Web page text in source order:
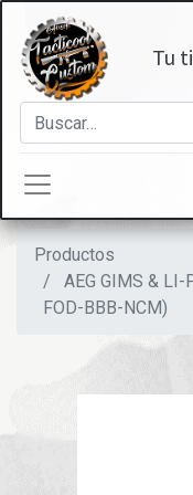
Tu
Productos
AEG GIMS & LI-
FOD-BBB-NCM)